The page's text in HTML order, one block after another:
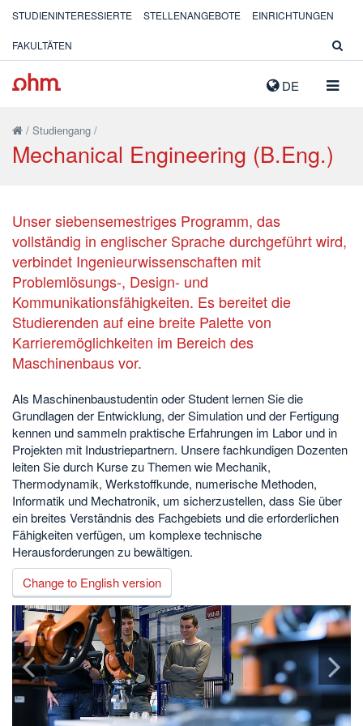
DE
STUDIENINTERESSIERTE STELLENANGEBOTE EINRICHTUNGEN
FAKULTÄTEN
/ Studiengang /
Mechanical Engineering (B.Eng.)
Unser siebensemestriges Programm, das
vollständig in englischer Sprache durchgeführt wird,
verbindet Ingenieurwissenschaften mit
Problemlösungs-, Design- und
Kommunikationsfähigkeiten. Es bereitet die
Studierenden auf eine breite Palette von
Karrieremöglichkeiten im Bereich des
Maschinenbaus vor.
Als Maschinenbaustudentin oder Student lernen Sie die
Grundlagen der Entwicklung, der Simulation und der Fertigung
kennen und sammeln praktische Erfahrungen im Labor und in
Projekten mit Industriepartnern. Unsere fachkundigen Dozenten
leiten Sie durch Kurse zu Themen wie Mechanik,
Thermodynamik, Werkstoffkunde, numerische Methoden,
Informatik und Mechatronik, um sicherzustellen, dass Sie über
ein breites Verständnis des Fachgebiets und die erforderlichen
Fähigkeiten verfügen, um komplexe technische
Herausforderungen zu bewältigen.
Change to English version